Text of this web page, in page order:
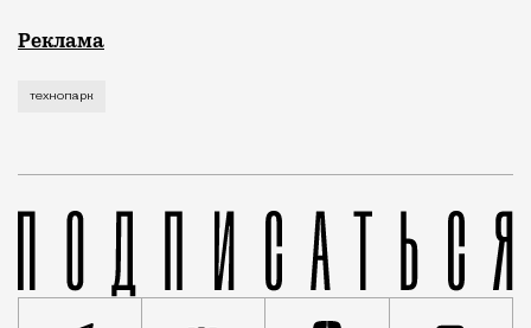
Рекламные кампании техники редко выходят за
Реклама
технопарк